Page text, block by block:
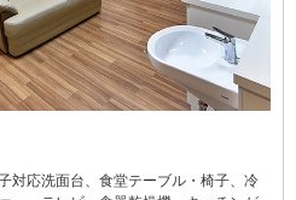
対応洗面台、食堂テーブル・椅子、冷